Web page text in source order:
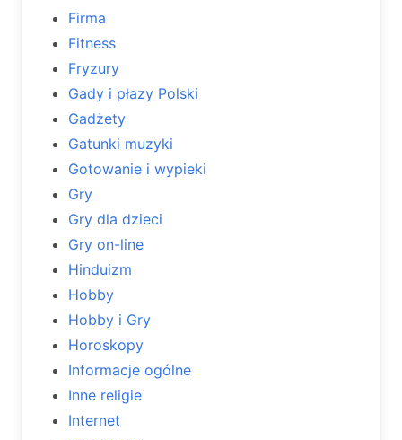
Firma
Fitness
Fryzury
Gady i płazy Polski
Gadżety
Gatunki muzyki
Gotowanie i wypieki
Gry
Gry dla dzieci
Gry on-line
Hinduizm
Hobby
Hobby i Gry
Horoskopy
Informacje ogólne
Inne religie
Internet